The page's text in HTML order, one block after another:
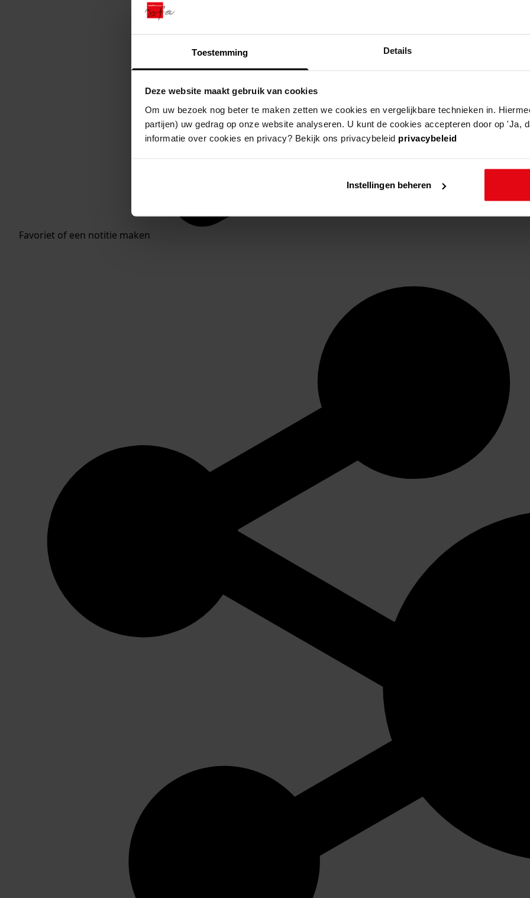
Toestemming Details
Deze website maakt gebruik van cookies
Om uw bezoek nog beter te maken zetten we cookies en vergelijkbare technieken in.
partijen) uw gedrag op onze website analyseren. U kunt de cookies accepteren door op 'Ja,
informatie over cookies en privacy? Bekijk ons privacybeleid privacybeleid
Instellingen beheren
Favoriet of een notitie maken